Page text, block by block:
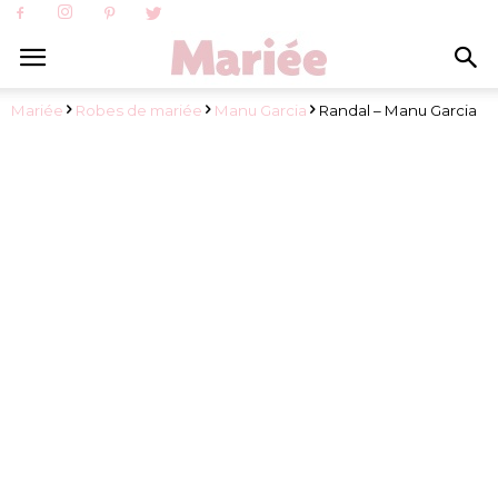
Mariée Robes de mariée Manu Garcia Randal – Manu Garcia